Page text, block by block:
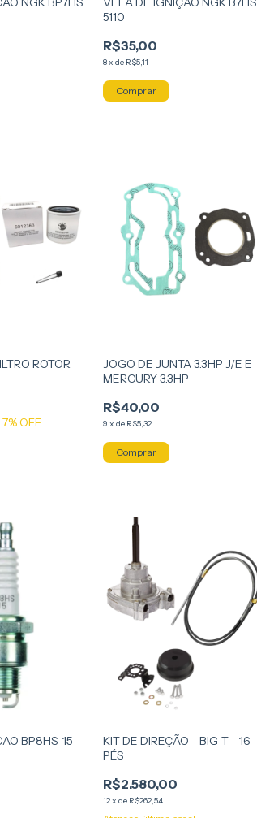
5110
R$35,00
8x de R$5,11
ROTOR
7% OFF
JOGO DE JUNTA 3.3HP J/E E
MERCURY 3.3HP
R$40,00
9 x de R$5,32
BP8HS-15
KIT DE DIREÇÃO - BIG-T - 16
PÉS
R$2.580,00
12x de R$262,54